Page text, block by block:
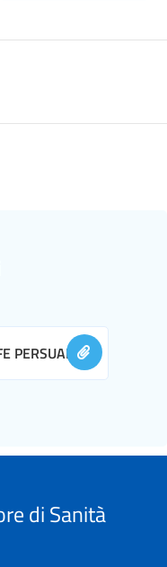
PERSUADED
di Sanità